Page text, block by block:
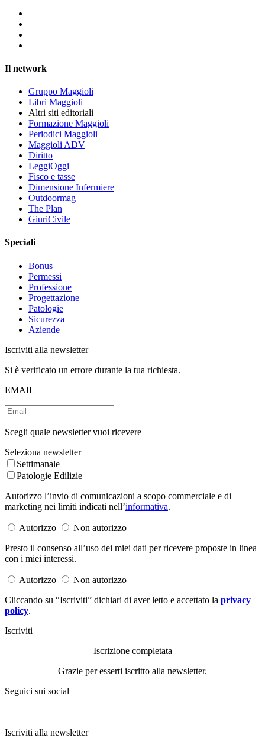
Il network
Gruppo Maggioli
Libri Maggioli
Altri siti editoriali
Formazione Maggioli
Periodici Maggioli
Maggioli ADV
Diritto
LeggiOggi
Fisco e tasse
Dimensione Infermiere
Outdoormag
The Plan
GiuriCivile
Speciali
Bonus
Permessi
Professione
Progettazione
Patologie
Sicurezza
Aziende
Iscriviti alla newsletter
Si è verificato un errore durante la tua richiesta.
EMAIL
Scegli quale newsletter vuoi ricevere
Seleziona newsletter
Settimanale
Patologie Edilizie
Autorizzo l’invio di comunicazioni a scopo commerciale e di
marketing nei limiti indicati nell’informativa.
Autorizzo
Non autorizzo
Presto il consenso all’uso dei miei dati per ricevere proposte in linea
con i miei interessi.
Autorizzo
Non autorizzo
Cliccando su “Iscriviti” dichiari di aver letto e accettato la privacy
policy.
Iscriviti
Iscrizione completata
Grazie per esserti iscritto alla newsletter.
Seguici sui social
Iscriviti alla newsletter